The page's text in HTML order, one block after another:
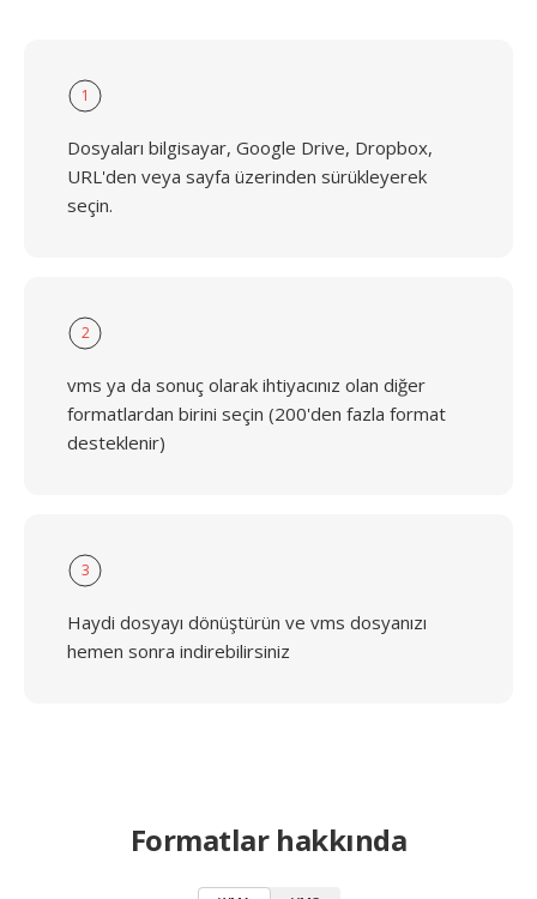
1
Dosyaları bilgisayar, Google Drive, Dropbox,
URL'den veya sayfa üzerinden sürükleyerek
seçin.
2
vms ya da sonuç olarak ihtiyacınız olan diğer
formatlardan birini seçin (200'den fazla format
desteklenir)
3
Haydi dosyayı dönüştürün ve vms dosyanızı
hemen sonra indirebilirsiniz
Formatlar hakkında